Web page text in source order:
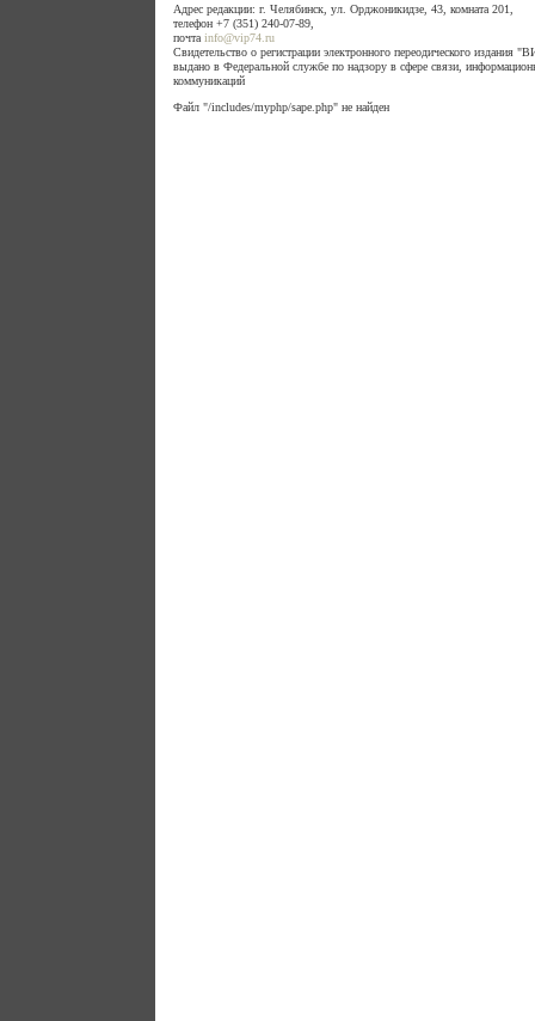
Адрес редакции: г. Челябинск, ул. Орджоникидзе, 43, комната 201,
телефон +7 (351) 240-07-89,
почта info@vip74.ru
Свидетельство о регистрации электронного переодического
выдано в Федеральной службе по надзору в сфере связи,
коммуникаций
Файл "/includes/myphp/sape.php" не найден